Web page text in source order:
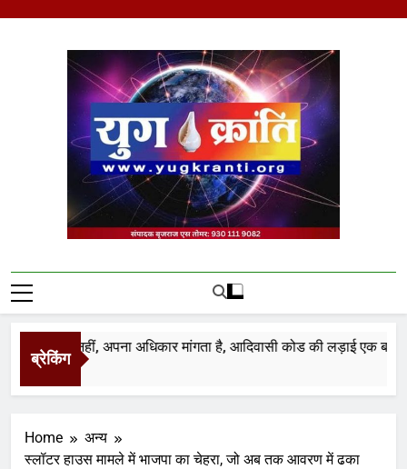
Yug Kranti | Trusted
News Portal
ब्रेकिंग
भीख नहीं, अपना अधिकार मांगता है, आदिवासी कोड की लड़ाई एक बार नहीं
Home
अन्य
स्लॉटर हाउस मामले में भाजपा का चेहरा, जो अब तक आवरण में ढका